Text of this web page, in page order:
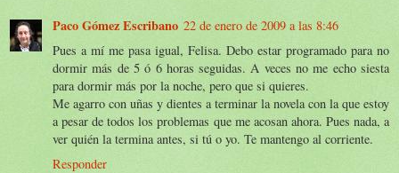
Paco Gómez Escribano 22 de enero de 2009 a las 8:46
Pues a mí me pasa igual, Felisa. Debo estar programado para no
dormir más de 5 ó 6 horas seguidas. A veces no me echo siesta
para dormir más por la noche, pero que si quieres.
Me agarro con uñas y dientes a terminar la novela con la que estoy
a pesar de todos los problemas que me acosan ahora. Pues nada, a
ver quién la termina antes, si tú o yo. Te mantengo al corriente.
Responder